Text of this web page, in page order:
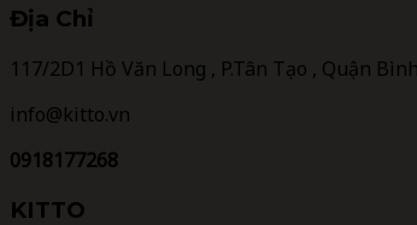
Địa Chỉ
117/2D1 Hồ Văn Long , P.Tân Tạo , Quận
info@kitto.vn
0918177268
KITTO